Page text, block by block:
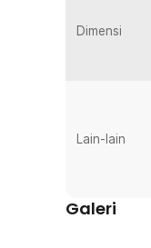
Celana
warna
Rincian
4 x
Dimensi
Lain-lain
Galeri